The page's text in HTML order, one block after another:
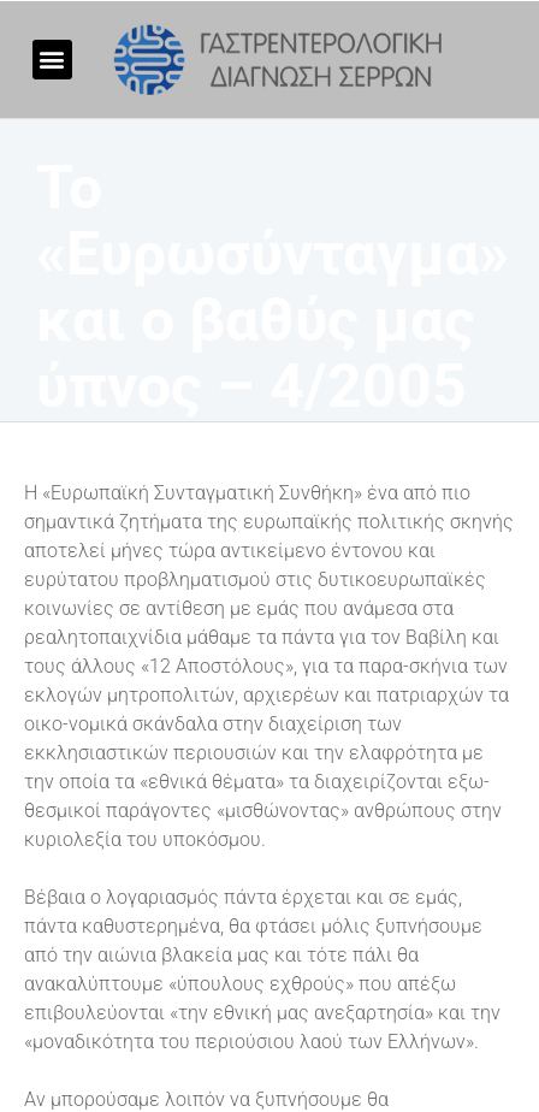
Η «Ευρωπαϊκή Συνταγματική Συνθήκη» ένα από πιο
σημαντικά ζητήματα της ευρωπαϊκής πολιτικής σκηνής
αποτελεί μήνες τώρα αντικείμενο έντονου και
ευρύτατου προβληματισμού στις δυτικοευρωπαϊκές
κοινωνίες σε αντίθεση με εμάς που ανάμεσα στα
ρεαλητοπαιχνίδια μάθαμε τα πάντα για τον Βαβίλη και
τους άλλους «12 Αποστόλους», για τα παρα-σκήνια των
εκλογών μητροπολιτών, αρχιερέων και πατριαρχών τα
οικο-νομικά σκάνδαλα στην διαχείριση των
εκκλησιαστικών περιουσιών και την ελαφρότητα με
την οποία τα «εθνικά θέματα» τα διαχειρίζονται εξω-
θεσμικοί παράγοντες «μισθώνοντας» ανθρώπους στην
κυριολεξία του υποκόσμου.
Βέβαια ο λογαριασμός πάντα έρχεται και σε εμάς,
πάντα καθυστερημένα, θα φτάσει μόλις ξυπνήσουμε
από την αιώνια βλακεία μας και τότε πάλι θα
ανακαλύπτουμε «ύπουλους εχθρούς» που απέξω
επιβουλεύονται «την εθνική μας ανεξαρτησία» και την
«μοναδικότητα του περιούσιου λαού των Ελλήνων».
Αν μπορούσαμε λοιπόν να ξυπνήσουμε θα